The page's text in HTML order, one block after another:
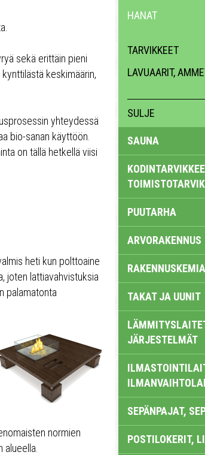
sekä erittäin pieni
keskimäärin,
yhteydessä
bio-sanan käyttöön.
on tällä hetkellä viisi
heti kun polttoaine
joten lattiavahvistuksia
palamatonta
normien
HANAT
TARVIKKEET
LAVUAARIT,
SULJE
SAUNA
PUUTARHA
ARVORAKENNUS
RAKENNUSKEMIA
TAKAT JA UUNIT
JÄRJESTELMÄT
SEPÄNPAJAT,
POSTILOKERIT,